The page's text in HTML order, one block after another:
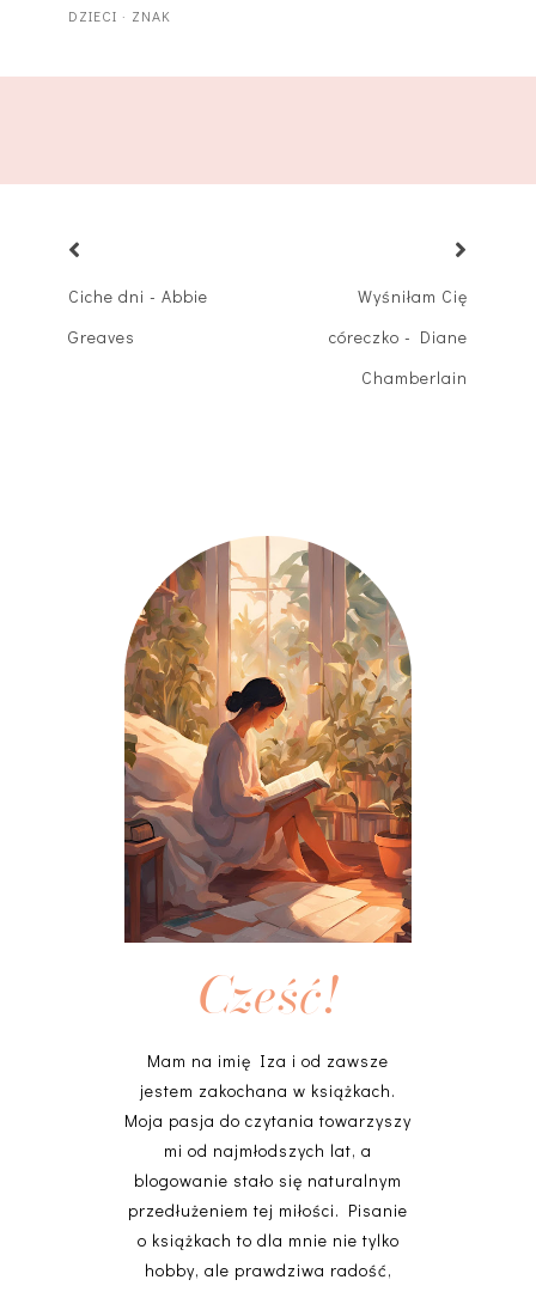
DZIECI · ZNAK
Ciche dni - Abbie
Greaves
Wyśniłam Cię
córeczko - Diane
Chamberlain
Cześć!
Mam na imię Iza i od zawsze
jestem zakochana w książkach.
Moja pasja do czytania towarzyszy
mi od najmłodszych lat, a
blogowanie stało się naturalnym
przedłużeniem tej miłości. Pisanie
o książkach to dla mnie nie tylko
hobby, ale prawdziwa radość,